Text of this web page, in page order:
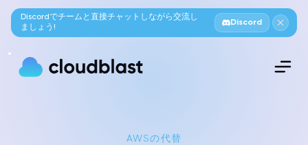
Discordでチームと直接チャットしながら交流し
ましょう!
Discord
AWSの代替